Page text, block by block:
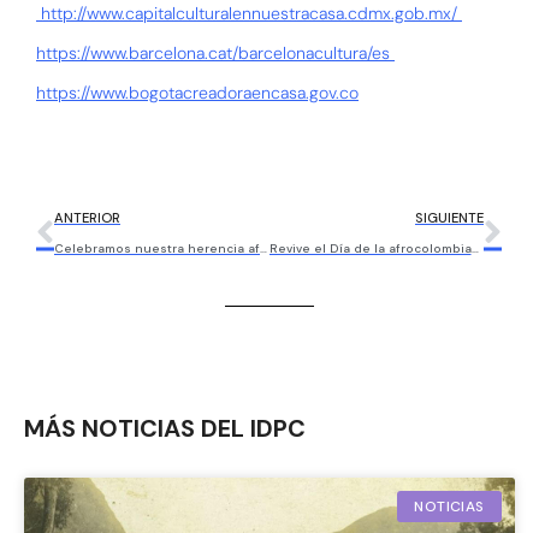
http://www.capitalculturalennuestracasa.cdmx.gob.mx/
https://www.barcelona.cat/barcelonacultura/es
https://www.bogotacreadoraencasa.gov.co
ANTERIOR
Celebramos nuestra herencia afro y su riqueza cultural y patrimonial
SIGUIENTE
Revive el Día de la afrocolombianidad desde casa con audios, videos y fotos
MÁS NOTICIAS DEL IDPC
NOTICIAS